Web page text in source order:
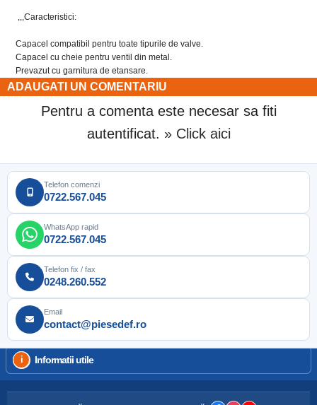
,,,Caracteristici:
Capacel compatibil pentru toate tipurile de valve.
Capacel cu cheie pentru ventil din metal.
Prevazut cu garnitura de etansare.
ADAUGATI UN COMENTARIU
Pentru a comenta este necesar sa fiti
autentificat. » Click aici
Telefon comenzi
0722.567.045
WhatsApp rapid
0722.567.045
Telefon fix / fax
0248.260.552
Email
contact@piesedef.ro
Informatii utile